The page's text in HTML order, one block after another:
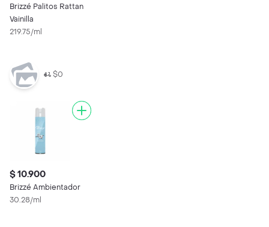
Brizzé Palitos Rattan
Vainilla
219.75/ml
$0
$ 10.900
Brizzé Ambientador
30.28/ml